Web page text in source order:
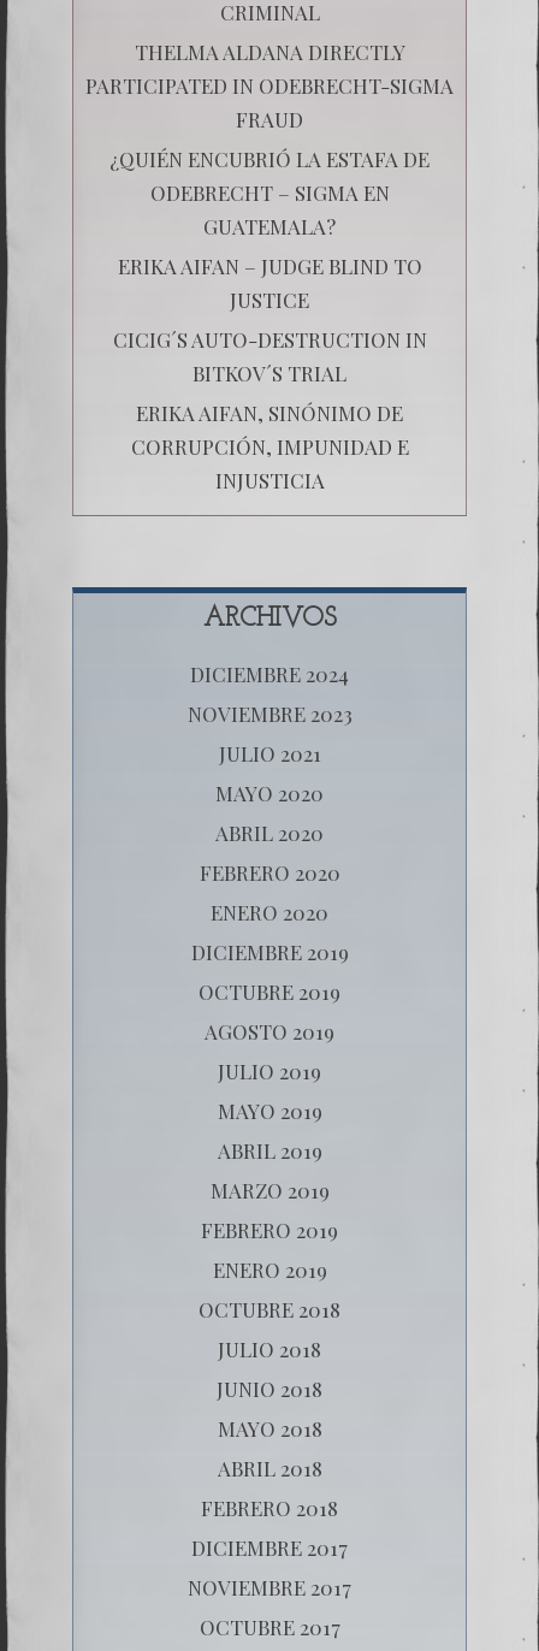
CRIMINAL
THELMA ALDANA DIRECTLY
PARTICIPATED IN ODEBRECHT-SIGMA
FRAUD
¿QUIÉN ENCUBRIÓ LA ESTAFA DE
ODEBRECHT – SIGMA EN
GUATEMALA?
ERIKA AIFAN – JUDGE BLIND TO
JUSTICE
CICIG´S AUTO-DESTRUCTION IN
BITKOV´S TRIAL
ERIKA AIFAN, SINÓNIMO DE
CORRUPCIÓN, IMPUNIDAD E
INJUSTICIA
ARCHIVOS
DICIEMBRE 2024
NOVIEMBRE 2023
JULIO 2021
MAYO 2020
ABRIL 2020
FEBRERO 2020
ENERO 2020
DICIEMBRE 2019
OCTUBRE 2019
AGOSTO 2019
JULIO 2019
MAYO 2019
ABRIL 2019
MARZO 2019
FEBRERO 2019
ENERO 2019
OCTUBRE 2018
JULIO 2018
JUNIO 2018
MAYO 2018
ABRIL 2018
FEBRERO 2018
DICIEMBRE 2017
NOVIEMBRE 2017
OCTUBRE 2017